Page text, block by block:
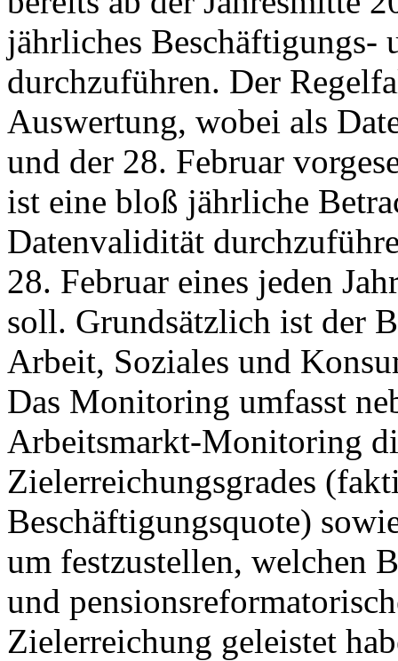
jährliches Beschäftigungs-
durchzuführen. Der
Auswertung, wobei als
und der 28. Februar
ist eine bloß jährliche
Datenvalidität
28. Februar eines jeden
soll. Grundsätzlich ist der
Arbeit, Soziales und
Das Monitoring umfasst
Arbeitsmarkt-Monitoring
Zielerreichungsgrades
Beschäftigungsquote)
um festzustellen, welchen
und
Zielerreichung geleistet